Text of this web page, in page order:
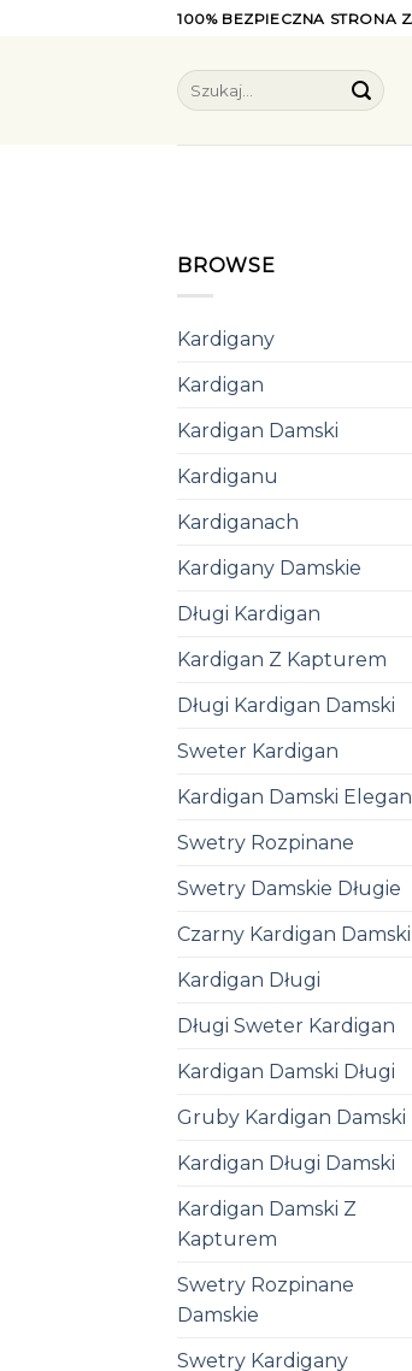
100% BEZPIECZNA STRONA
Szukaj:
BROWSE
Kardigany
Kardigan
Kardigan Damski
Kardiganu
Kardiganach
Kardigany Damskie
Długi Kardigan
Kardigan Z Kapturem
Długi Kardigan Damski
Sweter Kardigan
Kardigan Damski
Swetry Rozpinane
Swetry Damskie Długie
Czarny Kardigan Damski
Kardigan Długi
Długi Sweter Kardigan
Kardigan Damski Długi
Gruby Kardigan Damski
Kardigan Długi Damski
Kardigan Damski Z
Kapturem
Swetry Rozpinane
Damskie
Swetry Kardigany